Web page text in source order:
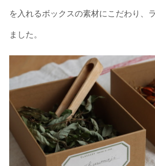
を入れるボックスの素材にこだわり、
ました。